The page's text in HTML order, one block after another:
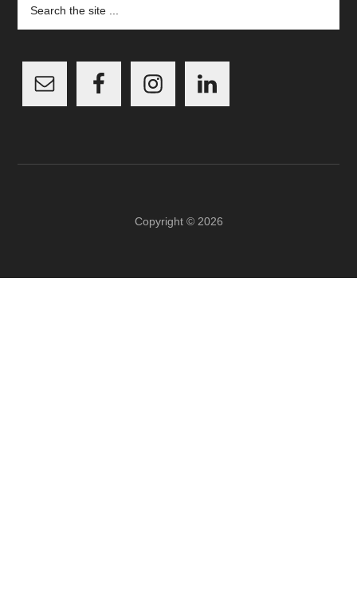
the
Copyright © 2026